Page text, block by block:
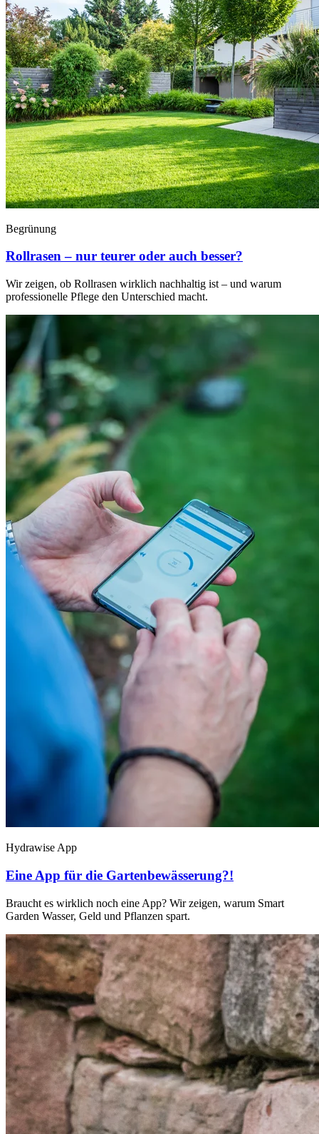
Begrünung
Rollrasen – nur teurer oder auch besser?
Wir zeigen, ob Rollrasen wirklich nachhaltig ist – und warum
professionelle Pflege den Unterschied macht.
Hydrawise App
Eine App für die Gartenbewässerung?!
Braucht es wirklich noch eine App? Wir zeigen, warum Smart
Garden Wasser, Geld und Pflanzen spart.